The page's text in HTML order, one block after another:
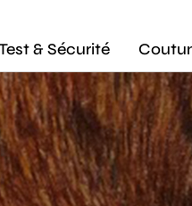
& Sécurité